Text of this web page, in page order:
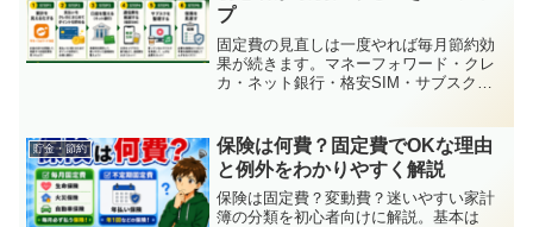
プ
固定費の見直しは一度やれば毎月節約効
果が続きます。マネーフォワード・クレ
カ・ネット銀行・格安SIM・サブスク・
貯金・節約
保険は何費？固定費でOKな理由
と例外をわかりやすく解説
保険は固定費？変動費？迷いやすい家計
簿の分類を初心者向けに解説。基本は